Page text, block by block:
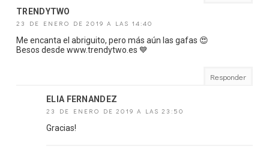
TRENDYTWO
23 DE ENERO DE 2019 A LAS 14:40
Me encanta el abriguito, pero más aún las gafas 😍
Besos desde www.trendytwo.es 💙
Responder
ELIA FERNANDEZ
23 DE ENERO DE 2019 A LAS 23:50
Gracias!